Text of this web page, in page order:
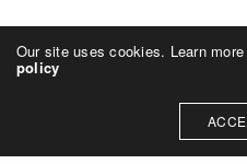
Our site uses cookies. Learn
policy